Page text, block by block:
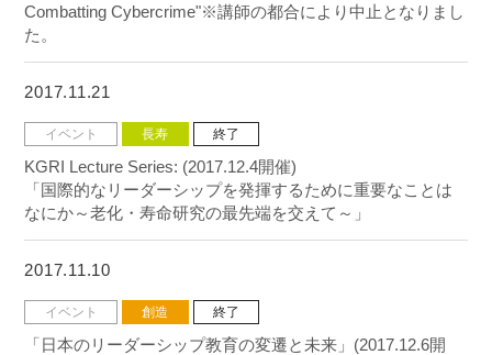
Combatting Cybercrime"※講師の都合により中止となりまし
た。
2017.11.21
イベント 長寿 終了
KGRI Lecture Series: (2017.12.4開催)
「国際的なリーダーシップを発揮するために重要なことは
なにか～老化・寿命研究の最先端を交えて～」
2017.11.10
イベント 創造 終了
「日本のリーダーシップ教育の変遷と未来」(2017.12.6開